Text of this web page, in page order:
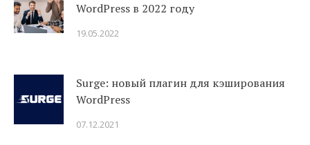
WordPress в 2022 году
19.05.2022
Surge: новый плагин для кэширования
WordPress
07.12.2021